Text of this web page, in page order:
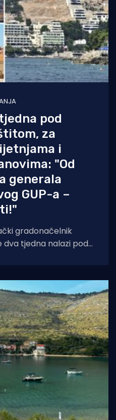
pod
za
i
"Od
generala
GUP-a –
gradonačelnik
dva tjedna nalazi pod